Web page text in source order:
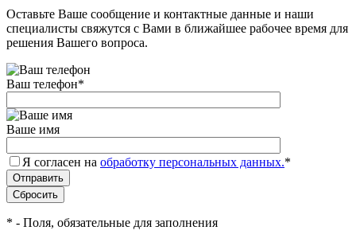
Оставьте Ваше сообщение и контактные данные и наши
специалисты свяжутся с Вами в ближайшее рабочее время для
решения Вашего вопроса.
Ваш телефон*
Ваше имя
Я согласен на обработку персональных данных.*
* - Поля, обязательные для заполнения